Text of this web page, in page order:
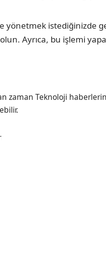
yönetmek
Ayrıca, bu işlemi
zaman Teknoloji